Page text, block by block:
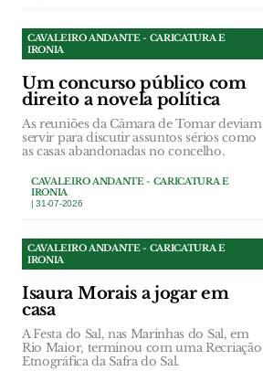
CAVALEIRO ANDANTE - CARICATURA E
IRONIA
Um concurso público com
direito a novela política
As reuniões da Câmara de Tomar deviam
servir para discutir assuntos sérios como
as casas abandonadas no concelho.
CAVALEIRO ANDANTE - CARICATURA E
IRONIA
| 31-07-2026
CAVALEIRO ANDANTE - CARICATURA E
IRONIA
Isaura Morais a jogar em
casa
A Festa do Sal, nas Marinhas do Sal, em
Rio Maior, terminou com uma Recriação
Etnográfica da Safra do Sal.